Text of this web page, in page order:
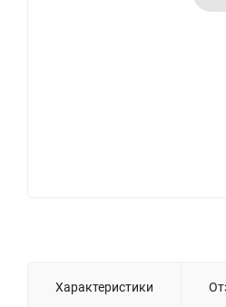
Характеристики